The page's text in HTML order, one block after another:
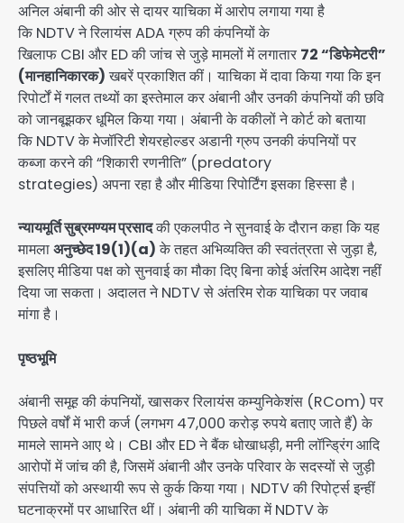
अनिल अंबानी की ओर से दायर याचिका में आरोप लगाया गया है
कि NDTV ने रिलायंस ADA ग्रुप की कंपनियों के
खिलाफ CBI और ED की जांच से जुड़े मामलों में लगातार 72 “डिफेमेटरी”
(मानहानिकारक)खबरें प्रकाशित कीं। याचिका में दावा किया गया कि इन
रिपोर्टों में गलत तथ्यों का इस्तेमाल कर अंबानी और उनकी कंपनियों की छवि
को जानबूझकर धूमिल किया गया। अंबानी के वकीलों ने कोर्ट को बताया
कि NDTV के मेजॉरिटी शेयरहोल्डर अडानी ग्रुप उनकी कंपनियों पर
कब्जा करने की “शिकारी रणनीति” (predatory
strategies) अपना रहा है और मीडिया रिपोर्टिंग इसका हिस्सा है।
न्यायमूर्ति सुब्रमण्यम प्रसादकी एकलपीठ ने सुनवाई के दौरान कहा कि यह
मामलाअनुच्छेद 19(1)(a)के तहत अभिव्यक्ति की स्वतंत्रता से जुड़ा है,
इसलिए मीडिया पक्ष को सुनवाई का मौका दिए बिना कोई अंतरिम आदेश नहीं
दिया जा सकता। अदालत ने NDTV से अंतरिम रोक याचिका पर जवाब
मांगा है।
पृष्ठभूमि
अंबानी समूह की कंपनियों, खासकर रिलायंस कम्युनिकेशंस (RCom) पर
पिछले वर्षों में भारी कर्ज (लगभग 47,000 करोड़ रुपये बताए जाते हैं) के
मामले सामने आए थे। CBI और ED ने बैंक धोखाधड़ी, मनी लॉन्ड्रिंग आदि
आरोपों में जांच की है, जिसमें अंबानी और उनके परिवार के सदस्यों से जुड़ी
संपत्तियों को अस्थायी रूप से कुर्क किया गया। NDTV की रिपोर्ट्स इन्हीं
घटनाक्रमों पर आधारित थीं। अंबानी की याचिका में NDTV के